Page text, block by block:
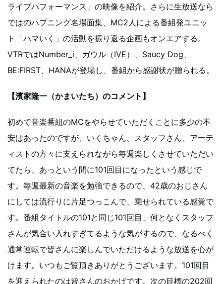
ライブパフォーマンス」の映像を紹介。さらに生放送なら
ではのハプニング名場面集、MC2人による番組発ユニッ
ト「ハマいく」の活動を振り返る企画もオンエアする。
VTRではNumber_i、ガウル（IVE）、Saucy Dog、
BE:FIRST、HANAが登場し、番組から感謝状が贈られる。
【濱家隆一（かまいたち）のコメント】
初めて音楽番組のMCをやらせていただくことに多少の不
安はあったのですが、いくちゃん、スタッフさん、アーテ
ィストの方々に支えられながら毎週楽しくさせていただい
てたら、あっという間に101回目になったという感じで
す。毎週最新の音楽を勉強できるので、42歳のおじさん
にしては流行りに片足つっこんで、乗せられている感覚で
す。番組タイトルの101と同じ101回目、何となくスタッフ
さんが気合い入れすぎてるような気がするので、なるべく
通常運転で皆さんに楽しんでいただけるような放送を心が
けます。いつもご覧頂きありがとうございます。101回目
を迎えられたのは皆さんのおかげです。次の目標の202回